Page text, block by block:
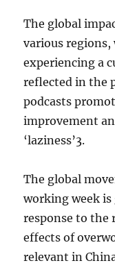
The global
various
experiencing a
reflected in the
podcasts
improvement
‘laziness’3.
The global
working week
response to
effects of
relevant in